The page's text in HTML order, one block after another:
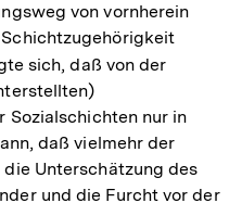
von vornherein
sich, daß von der
nur in
daß vielmehr der
Unterschätzung des
und die Furcht vor der